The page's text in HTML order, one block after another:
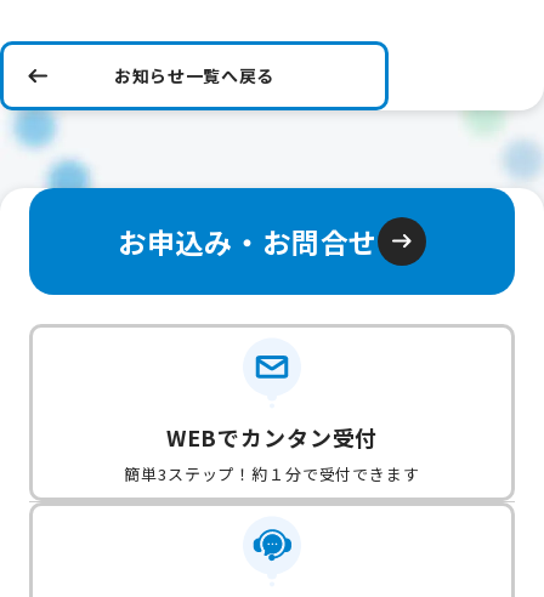
お知らせ一覧へ戻る
お申込み・お問合せ
WEBでカンタン受付
簡単3ステップ！約１分で受付できます